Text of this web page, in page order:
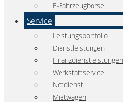
E-Fahrzeugbörse
Service
Leistungsportfolio
Dienstleistungen
Finanzdienstleistungen
Werkstattservice
Notdienst
Mietwagen